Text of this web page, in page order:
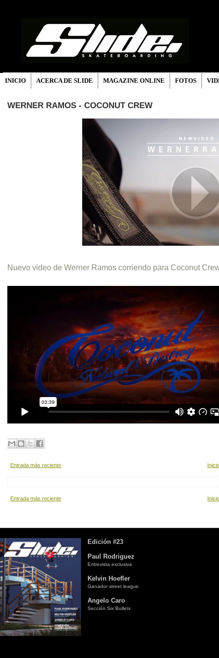
INICIO ACERCA DE SLIDE MAGAZINE ONLINE FOTOS
WERNER RAMOS - COCONUT CREW
Nuevo video de Werner Ramos corriendo para Coconut
Entrada más reciente Inicio
Entrada más reciente Inicio
Edición #23
Paul Rodriguez
Entrevista exclusiva
Kelvin Hoefler
Ganador street league
Angelo Caro
Sección Six Bullets